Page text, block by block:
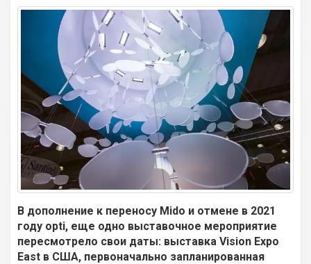
В дополнение к переносу Mido и отмене в 2021
году opti, еще одно выставочное мероприятие
пересмотрело свои даты: выставка Vision Expo
East в США, первоначально запланированная